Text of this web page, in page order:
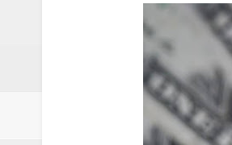
Cómo la
Guía
La